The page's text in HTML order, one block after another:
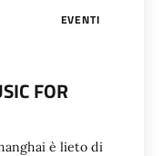
EVENTI
FOR
è lieto di